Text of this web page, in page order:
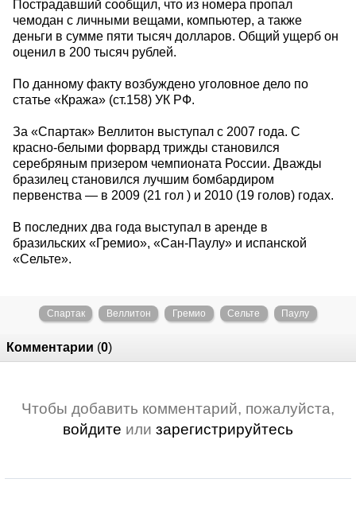
Пострадавший сообщил, что из номера пропал
чемодан с личными вещами, компьютер, а также
деньги в сумме пяти тысяч долларов. Общий ущерб он
оценил в 200 тысяч рублей.
По данному факту возбуждено уголовное дело по
статье «Кража» (ст.158) УК РФ.
За «Спартак» Веллитон выступал с 2007 года. С
красно-белыми форвард трижды становился
серебряным призером чемпионата России. Дважды
бразилец становился лучшим бомбардиром
первенства — в 2009 (21 гол ) и 2010 (19 голов) годах.
В последних два года выступал в аренде в
бразильских «Гремио», «Сан-Паулу» и испанской
«Сельте».
Спартак Веллитон Гремио Сельте Паулу
Комментарии (0)
Чтобы добавить комментарий, пожалуйста,
войдите или зарегистрируйтесь